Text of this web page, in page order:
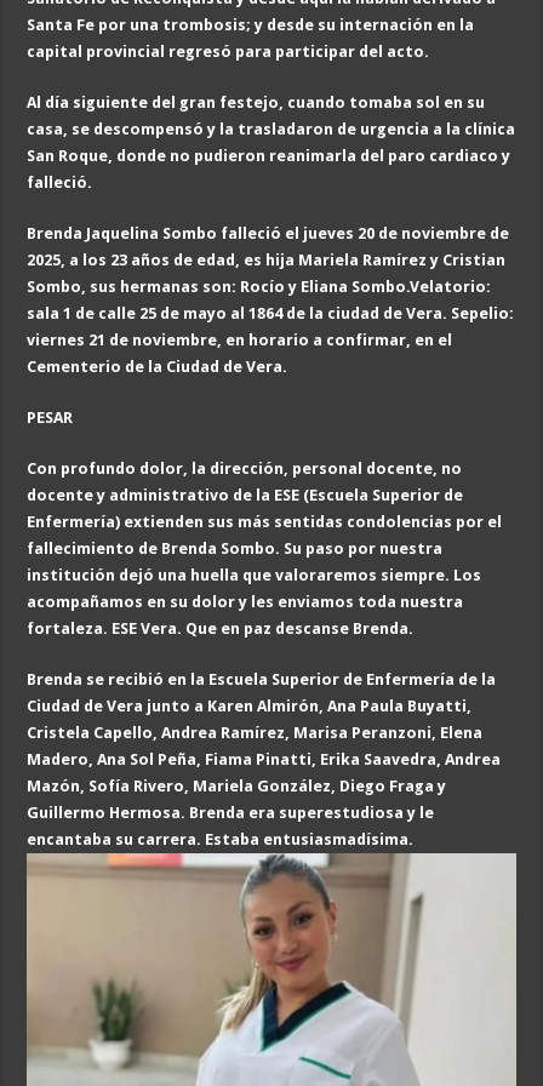
Santa Fe por una trombosis; y desde su internación en la
capital provincial regresó para participar del acto.
Al día siguiente del gran festejo, cuando tomaba sol en su
casa, se descompensó y la trasladaron de urgencia a la clínica
San Roque, donde no pudieron reanimarla del paro cardiaco y
falleció.
Brenda Jaquelina Sombo falleció el jueves 20 de noviembre de
2025, a los 23 años de edad, es hija Mariela Ramírez y Cristian
Sombo, sus hermanas son: Rocío y Eliana Sombo.Velatorio:
sala 1 de calle 25 de mayo al 1864 de la ciudad de Vera. Sepelio:
viernes 21 de noviembre, en horario a confirmar, en el
Cementerio de la Ciudad de Vera.
PESAR
Con profundo dolor, la dirección, personal docente, no
docente y administrativo de la ESE (Escuela Superior de
Enfermería) extienden sus más sentidas condolencias por el
fallecimiento de Brenda Sombo. Su paso por nuestra
institución dejó una huella que valoraremos siempre. Los
acompañamos en su dolor y les enviamos toda nuestra
fortaleza. ESE Vera. Que en paz descanse Brenda.
Brenda se recibió en la Escuela Superior de Enfermería de la
Ciudad de Vera junto a Karen Almirón, Ana Paula Buyatti,
Cristela Capello, Andrea Ramírez, Marisa Peranzoni, Elena
Madero, Ana Sol Peña, Fiama Pinatti, Erika Saavedra, Andrea
Mazón, Sofía Rivero, Mariela González, Diego Fraga y
Guillermo Hermosa. Brenda era superestudiosa y le
encantaba su carrera. Estaba entusiasmadísima.